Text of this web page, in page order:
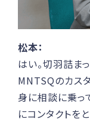
松本：
はい。切羽詰ま
MNTSQのカス
身に相談に乗っ
にコンタクトを